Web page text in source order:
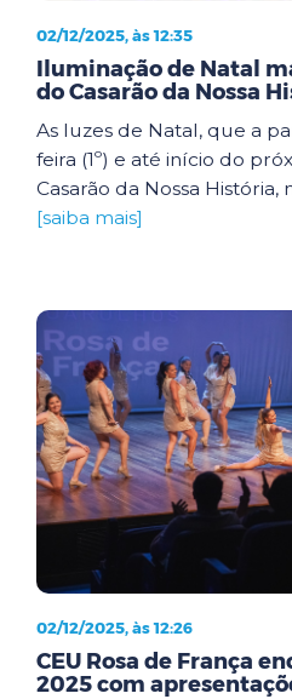
02/12/2025, às 12:35
Iluminação de Natal
do Casarão da Nossa
As luzes de Natal, que a
feira (1º) e até início do
Casarão da Nossa
[saiba mais]
02/12/2025, às 12:26
CEU Rosa de França
2025 com